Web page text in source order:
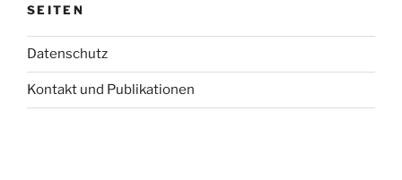
SEITEN
Datenschutz
Kontakt und Publikationen